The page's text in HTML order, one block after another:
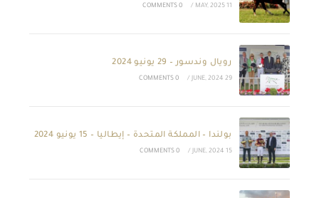
11 MAY, 2025
/
0 COMMENTS
رويال وندسور – 29 يونيو 2024
29 JUNE, 2024
/
0 COMMENTS
بولندا – المملكة المتحدة – إيطاليا – 15 يونيو 2024
15 JUNE, 2024
/
0 COMMENTS